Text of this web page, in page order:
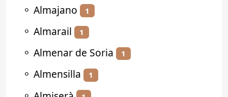
⚬ Almajano 1
⚬ Almarail 1
⚬ Almenar de Soria 1
⚬ Almensilla 1